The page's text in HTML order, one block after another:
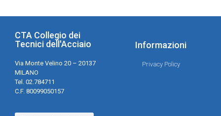
CTA Collegio dei
Tecnici dell'Acciaio
Via Monte Velino 20 – 20137
MILANO
Tel. 02.784711
C.F. 80099050157
Informazioni
Privacy Policy